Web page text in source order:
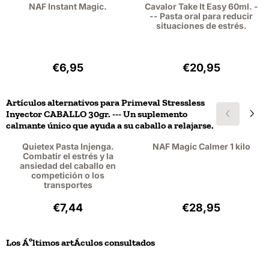
NAF Instant Magic.
Precio: 6,95, sin IVA: 6,38
€6,95
Cavalor Take It Easy 60ml. -
-- Pasta oral para reducir
situaciones de estrés.
Precio: 20,95,
€20,95
Artículos alternativos paraPrimeval Stressless
Inyector CABALLO 30gr. --- Un suplemento
calmante único que ayuda a su caballo a relajarse.
Quietex Pasta Injenga.
Combatir el estrés y la
ansiedad del caballo en
competición o los
transportes
Precio: 7,44, sin IVA: 6,83
€7,44
NAF Magic Calmer 1 kilo
Precio: 28,95,
€28,95
Los Áºltimos artÁ­culos consultados